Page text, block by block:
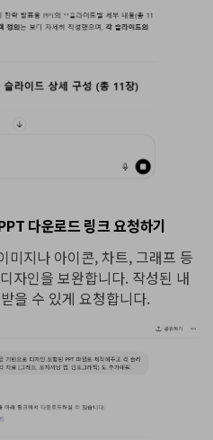
다운로드 링크 요청하기
미지나 아이콘, 차트, 그래프 등
자인을 보완합니다. 작성된 내
을 수 있게 요청합니다.